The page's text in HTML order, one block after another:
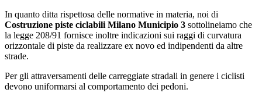
In quanto ditta rispettosa delle normative in materia, noi di
Costruzione piste ciclabili Milano Municipio 3 sottolineiamo che
la legge 208/91 fornisce inoltre indicazioni sui raggi di curvatura
orizzontale di piste da realizzare ex novo ed indipendenti da altre
strade.
Per gli attraversamenti delle carreggiate stradali in genere i ciclisti
devono uniformarsi al comportamento dei pedoni.